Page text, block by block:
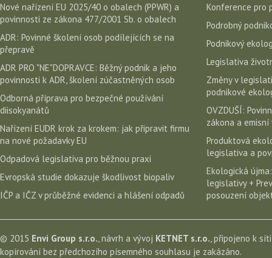
Nové nařízení EU 2025/40 o obalech (PPWR) a
povinnosti ze zákona 477/2001 Sb. o obalech
ADR: Povinné školení osob podílejících se na
přepravě
ADR PRO "NE"DOPRAVCE: Běžný podnik a jeho
povinnosti k ADR, školení zúčastněných osob
Odborná příprava pro bezpečné používání
diisokyanátů
Nařízení EUDR krok za krokem: jak připravit firmu
na nové požadavky EU
Odpadová legislativa pro běžnou praxi
Evropská studie dokazuje škodlivost biopaliv
IČP a IČZ v průběžné evidenci a hlášení odpadů
Konference pro
Podrobný
Podnikový
Legislativa
Změny v
podnikové
OVZDUŠÍ:
zákona a emisní
Produktová
legislativa a
Ekologická
legislativy +
posouzení
© 2015 Envi Group s.r.o. , návrh a vývoj KETNET s.r.o. , připojeno k
kopírování bez předchozího písemného souhlasu je zakázáno.